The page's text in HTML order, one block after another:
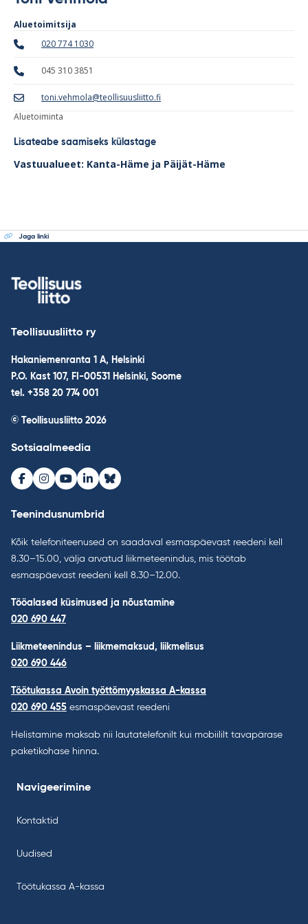
Aluetoimitsija
020 774 1030
045 310 3851
toni.vehmola@teollisuusliitto.fi
Aluetoiminta
Lisateabe saamiseks külastage
Vastuualueet: Kanta-Häme ja Päijät-Häme
Jaga linki
Teollisuusliitto ry
Hakaniemenranta 1 A, Helsinki
P.O. Kast 107, FI-00531 Helsinki, Soome
tel. +358 20 774 001
© Teollisuusliitto 2026
Sotsiaalmeedia
Facebook
Instagram
Youtube
LinkedInBluesky
Teenindusnumbrid
Kõik telefoniteenused on saadaval esmaspäevast reedeni kell
8.30–15.00, välja arvatud liikmeteenindus, mis töötab
esmaspäevast reedeni kell 8.30–12.00.
Tööalased küsimused ja nõustamine
020 690 447
Liikmeteenindus – liikmemaksud, liikmelisus
020 690 446
Töötukassa Avoin työttömyyskassa A-kassa
020 690 455 esmaspäevast reedeni
Helistamine maksab nii lautatelefonilt kui mobiililt tavapärase
paketikohase hinna.
Navigeerimine
Kontaktid
Uudised
Töötukassa A-kassa